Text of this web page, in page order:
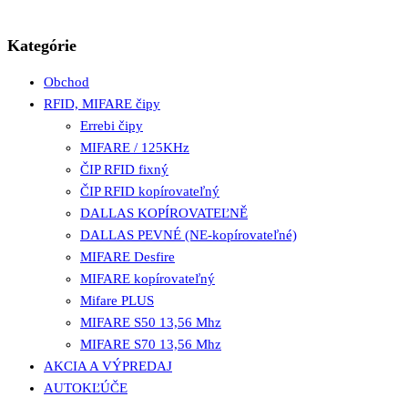
Kategórie
Obchod
RFID, MIFARE čipy
Errebi čipy
MIFARE / 125KHz
ČIP RFID fixný
ČIP RFID kopírovateľný
DALLAS KOPÍROVATEĽNĚ
DALLAS PEVNÉ (NE-kopírovateľné)
MIFARE Desfire
MIFARE kopírovateľný
Mifare PLUS
MIFARE S50 13,56 Mhz
MIFARE S70 13,56 Mhz
AKCIA A VÝPREDAJ
AUTOKĽÚČE